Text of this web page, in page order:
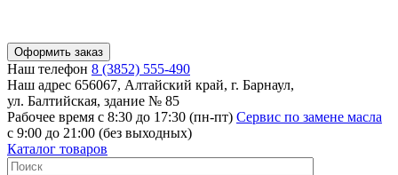
Оформить заказ
Наш телефон 8 (3852) 555-490
Наш адрес 656067, Алтайский край, г. Барнаул,
ул. Балтийская, здание № 85
Рабочее время с 8:30 до 17:30 (пн-пт) Сервис по замене масла
с 9:00 до 21:00 (без выходных)
Каталог товаров